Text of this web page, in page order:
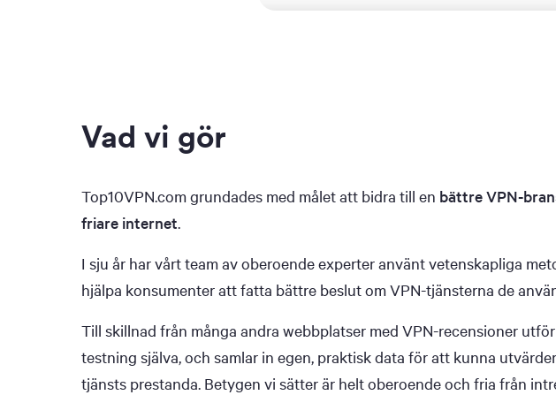
Vad vi gör
Top10VPN.com grundades med målet att bidra till en bättre VPN-
friare internet.
I sju år har vårt team av oberoende experter använt vetenskapliga
hjälpa konsumenter att fatta bättre beslut om VPN-tjänsterna de
Till skillnad från många andra webbplatser med VPN-recensioner
testning själva, och samlar in egen, praktisk data för att kunna
tjänsts prestanda. Betygen vi sätter är helt oberoende och fria från